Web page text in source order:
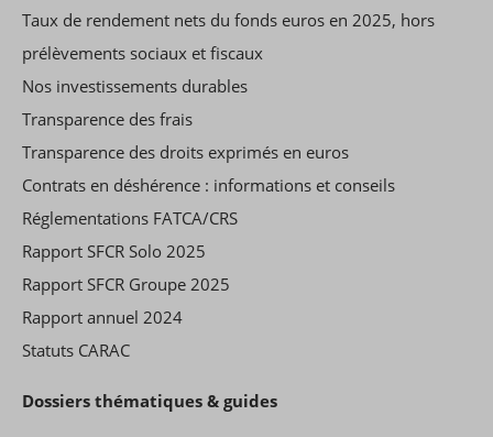
Taux de rendement nets du fonds euros en 2025, hors
prélèvements sociaux et fiscaux
Nos investissements durables
Transparence des frais
Transparence des droits exprimés en euros
Contrats en déshérence : informations et conseils
Réglementations FATCA/CRS
Rapport SFCR Solo 2025
Rapport SFCR Groupe 2025
Rapport annuel 2024
Statuts CARAC
Dossiers thématiques & guides